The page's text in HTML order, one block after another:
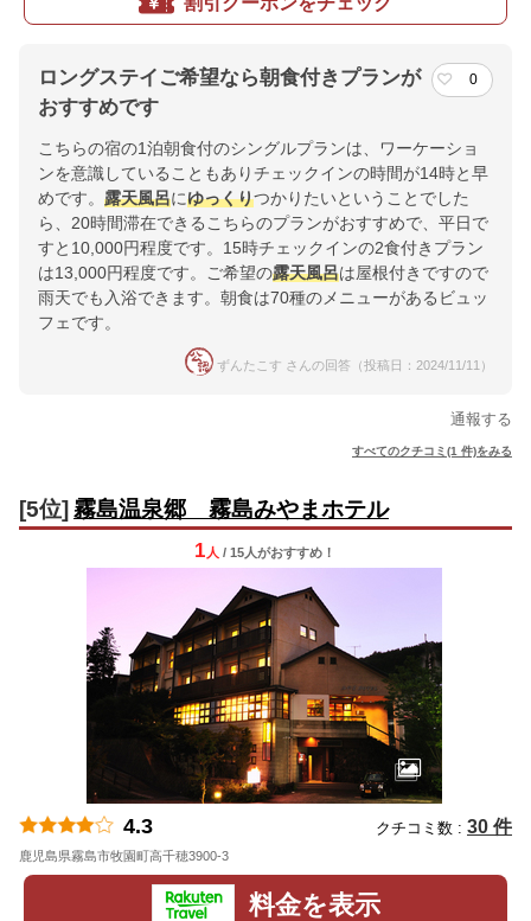
ロングステイご希望なら朝食付きプランが
おすすめです
0
こちらの宿の1泊朝食付のシングルプランは、ワーケーショ
ンを意識していることもありチェックインの時間が14時と早
めです。 露天風呂にゆっくりつかりたいということでした
ら、20時間滞在できるこちらのプランがおすすめで、平日で
すと10,000円程度です。15時チェックインの2食付きプラン
は13,000円程度です。ご希望の露天風呂は屋根付きですので
雨天でも入浴できます。朝食は70種のメニューがあるビュッ
フェです。
ずんたこす さんの回答（投稿日：2024/11/11）
通報する
すべてのクチコミ(1 件)をみる
[5位] 霧島温泉郷 霧島みやまホテル
1 人 / 15人がおすすめ！
4.3 クチコミ数 : 30 件
鹿児島県霧島市牧園町高千穂3900-3
料金を表示